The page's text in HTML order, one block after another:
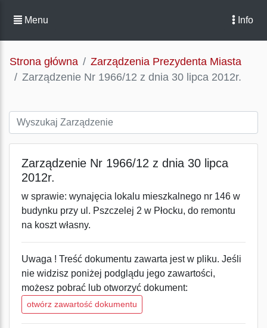
Menu Info
Strona główna
Zarządzenia Prezydenta Miasta
Zarządzenie Nr 1966/12 z dnia 30 lipca 2012r.
Zarządzenie Nr 1966/12 z dnia 30 lipca
2012r.
w sprawie: wynajęcia lokalu mieszkalnego nr 146 w
budynku przy ul. Pszczelej 2 w Płocku, do remontu
na koszt własny.
Uwaga ! Treść dokumentu zawarta jest w pliku. Jeśli
nie widzisz poniżej podglądu jego zawartości,
możesz pobrać lub otworzyć dokument:
otwórz zawartość dokumentu